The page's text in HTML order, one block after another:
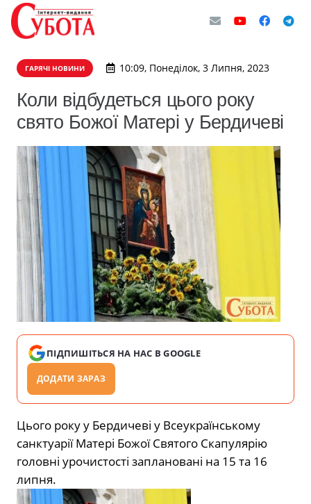
ГАРЯЧІ НОВИНИ 10:09, Понеділок, 3 Липня, 2023
Коли відбудеться цього року
свято Божої Матері у Бердичеві
ПІДПИШІТЬСЯ НА НАС В GOOGLE
ДОДАТИ ЗАРАЗ
Цього року у Бердичеві у Всеукраїнському
санктуарії Матері Божої Святого Скапулярію
головні урочистості заплановані на 15 та 16
липня.